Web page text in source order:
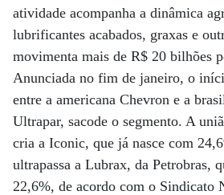
atividade acompanha a dinâmica
lubrificantes acabados, graxas e
movimenta mais de R$ 20 bilhões
Anunciada no fim de janeiro, o
entre a americana Chevron e a
Ultrapar, sacode o segmento. A
cria a Iconic, que já nasce com
ultrapassa a Lubrax, da Petrobras,
22,6%, de acordo com o Sindicato